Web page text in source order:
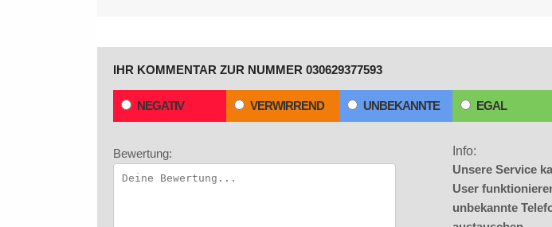
IHR KOMMENTAR ZUR NUMMER 030629377593
NEGATIV VERWIRREND UNBEKANNTE EGAL
Bewertung:
Info:
Unsere Service
User
unbekannte